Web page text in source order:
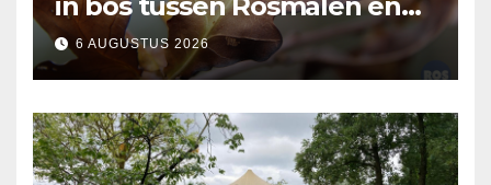
Nuland
6 AUGUSTUS 2026